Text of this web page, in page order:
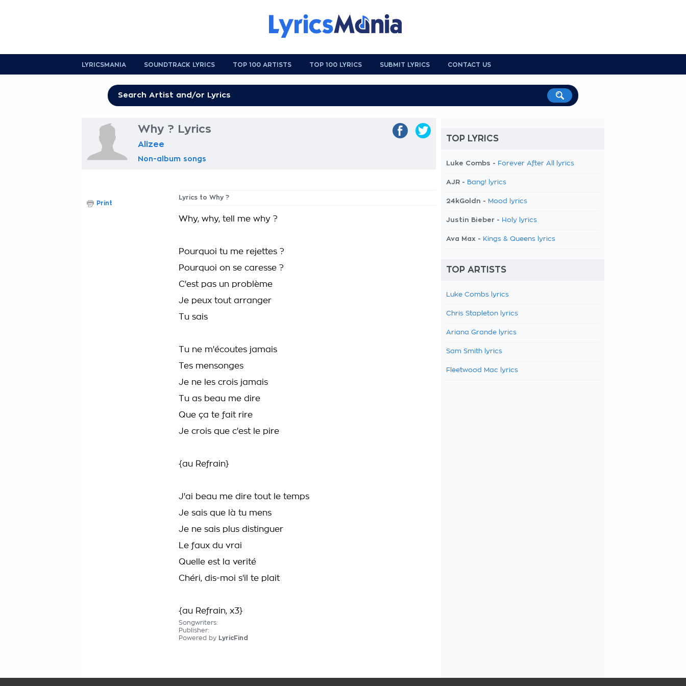
LYRICSMANIA SOUNDTRACK LYRICS TOP 100 ARTISTS TOP 100 LYRICS SUBMIT LYRICS CONTACT US
Why ? Lyrics
Alizee
Non-album songs
Lyrics to Why ?
Why, why, tell me why ?
Pourquoi tu me rejettes ?
Pourquoi on se caresse ?
C'est pas un problème
Je peux tout arranger
Tu sais
Tu ne m'écoutes jamais
Tes mensonges
Je ne les crois jamais
Tu as beau me dire
Que ça te fait rire
Je crois que c'est le pire
{au Refrain}
J'ai beau me dire tout le temps
Je sais que là tu mens
Je ne sais plus distinguer
Le faux du vrai
Quelle est la verité
Chéri, dis-moi s'il te plait
{au Refrain, x3}
Songwriters:
Publisher:
Powered by LyricFind
Print
TOP LYRICS
Luke Combs - Forever After All lyrics
AJR - Bang! lyrics
24kGoldn - Mood lyrics
Justin Bieber - Holy lyrics
Ava Max - Kings & Queens lyrics
TOP ARTISTS
Luke Combs lyrics
Chris Stapleton lyrics
Ariana Grande lyrics
Sam Smith lyrics
Fleetwood Mac lyrics